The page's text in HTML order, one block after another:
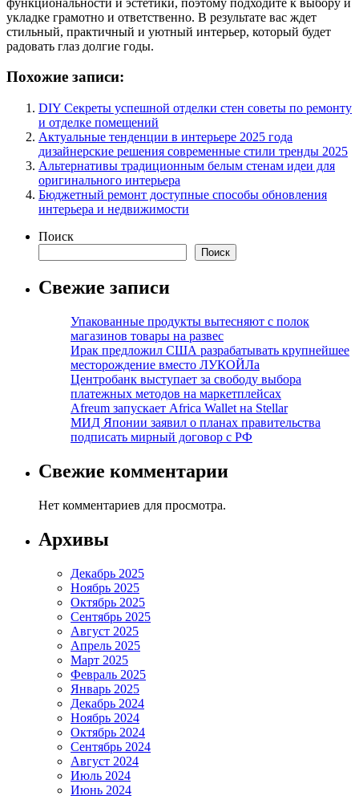
укладке грамотно и ответственно. В результате вас ждет
стильный, практичный и уютный интерьер, который будет
радовать глаз долгие годы.
Похожие записи:
DIY Секреты успешной отделки стен советы по ремонту
и отделке помещений
Актуальные тенденции в интерьере 2025 года
дизайнерские решения современные стили тренды 2025
Альтернативы традиционным белым стенам идеи для
оригинального интерьера
Бюджетный ремонт доступные способы обновления
интерьера и недвижимости
Поиск
Поиск
Свежие записи
Упакованные продукты вытесняют с полок
магазинов товары на развес
Ирак предложил США разрабатывать крупнейшее
месторождение вместо ЛУКОЙЛа
Центробанк выступает за свободу выбора
платежных методов на маркетплейсах
Afreum запускает Africa Wallet на Stellar
МИД Японии заявил о планах правительства
подписать мирный договор с РФ
Свежие комментарии
Нет комментариев для просмотра.
Архивы
Декабрь 2025
Ноябрь 2025
Октябрь 2025
Сентябрь 2025
Август 2025
Апрель 2025
Март 2025
Февраль 2025
Январь 2025
Декабрь 2024
Ноябрь 2024
Октябрь 2024
Сентябрь 2024
Август 2024
Июль 2024
Июнь 2024